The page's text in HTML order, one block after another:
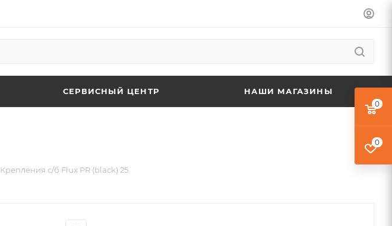
СЕРВИСНЫЙ ЦЕНТР НАШИ МАГАЗИНЫ
Крепления с/б Flux PR (black) 25
0
0